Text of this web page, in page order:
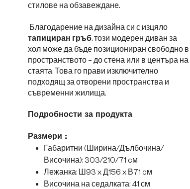
стилове на обзавеждане.
Благодарение на дизайна си с изцяло
тапициран гръб, този модерен диван за
хол може да бъде позициониран свободно в
пространството – до стена или в центъра на
стаята. Това го прави изключително
подходящ за отворени пространства и
съвременни жилища.
Подробности за продукта
Размери :
Габаритни (Ширина/Дълбочина/
Височина): 303/210/71 cм
Лежанка: Ш93 x Д156 x В71 cм
Височина на седалката: 41 см